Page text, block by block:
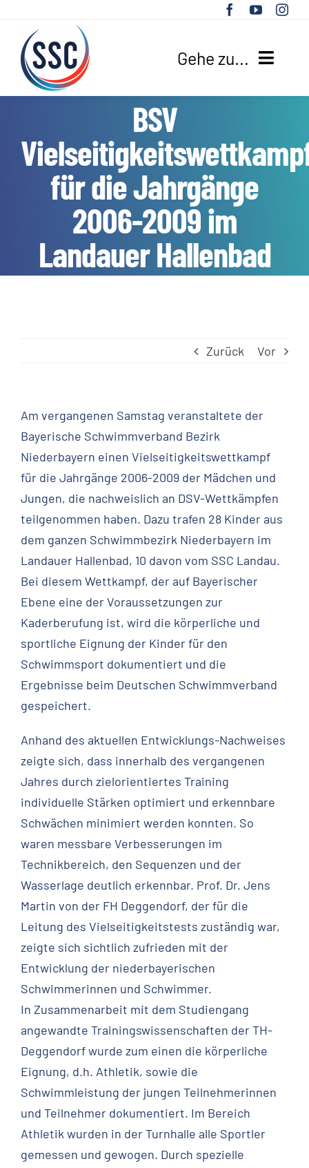
springen
Gehe zu...
UNSER VEREIN
SPORTANGEBOTE
AKTUELLES
SUCHE
BSV
für die Jahrgänge
2006-2009 im
Landauer Hallenbad
Zurück Vor
Am vergangenen Samstag veranstaltete der
Bayerische Schwimmverband Bezirk
Niederbayern einen Vielseitigkeitswettkampf
für die Jahrgänge 2006-2009 der Mädchen und
Jungen, die nachweislich an DSV-Wettkämpfen
teilgenommen haben. Dazu trafen 28 Kinder aus
dem ganzen Schwimmbezirk Niederbayern im
Landauer Hallenbad, 10 davon vom SSC Landau.
Bei diesem Wettkampf, der auf Bayerischer
Ebene eine der Voraussetzungen zur
Kaderberufung ist, wird die körperliche und
sportliche Eignung der Kinder für den
Schwimmsport dokumentiert und die
Ergebnisse beim Deutschen Schwimmverband
gespeichert.
Anhand des aktuellen Entwicklungs-Nachweises
zeigte sich, dass innerhalb des vergangenen
Jahres durch zielorientiertes Training
individuelle Stärken optimiert und erkennbare
Schwächen minimiert werden konnten. So
waren messbare Verbesserungen im
Technikbereich, den Sequenzen und der
Wasserlage deutlich erkennbar. Prof. Dr. Jens
Martin von der FH Deggendorf, der für die
Leitung des Vielseitigkeitstests zuständig war,
zeigte sich sichtlich zufrieden mit der
Entwicklung der niederbayerischen
Schwimmerinnen und Schwimmer.
In Zusammenarbeit mit dem Studiengang
angewandte Trainingswissenschaften der TH-
Deggendorf wurde zum einen die körperliche
Eignung, d.h. Athletik, sowie die
Schwimmleistung der jungen Teilnehmerinnen
und Teilnehmer dokumentiert. Im Bereich
Athletik wurden in der Turnhalle alle Sportler
gemessen und gewogen. Durch spezielle